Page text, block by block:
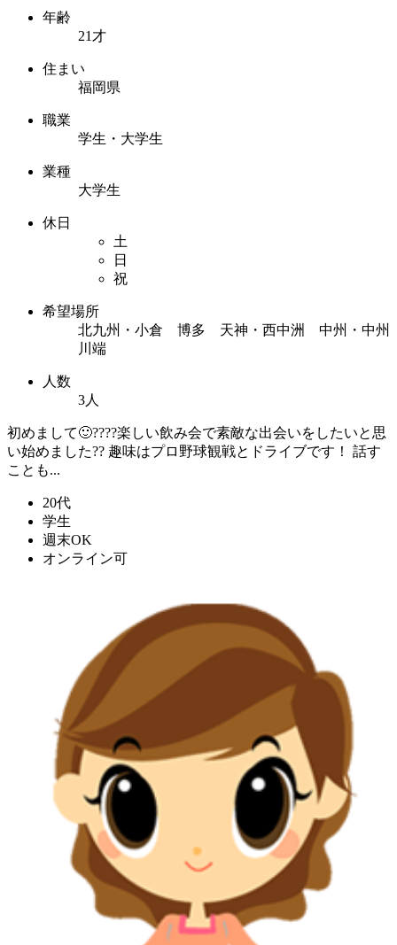
年齢
21才
住まい
福岡県
職業
学生・大学生
業種
大学生
休日
土
日
祝
希望場所
北九州・小倉 博多 天神・西中洲 中州・中州
川端
人数
3人
初めまして🙂????楽しい飲み会で素敵な出会いをしたいと思
い始めました?? 趣味はプロ野球観戦とドライブです！ 話す
ことも...
20代
学生
週末OK
オンライン可